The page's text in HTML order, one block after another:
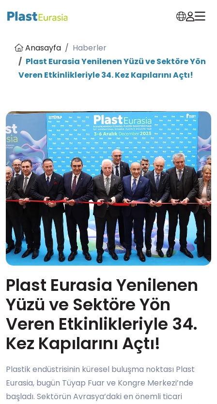
Anasayfa
Haberler
Plast Eurasia Yenilenen Yüzü ve Sektöre Yön
Veren Etkinlikleriyle 34. Kez Kapılarını Açtı!
Plast Eurasia Yenilenen
Yüzü ve Sektöre Yön
Veren Etkinlikleriyle 34.
Kez Kapılarını Açtı!
Plastik endüstrisinin küresel buluşma noktası Plast
Eurasia, bugün Tüyap Fuar ve Kongre Merkezi’nde
başladı. Sektörün Avrasya’daki en önemli ticari